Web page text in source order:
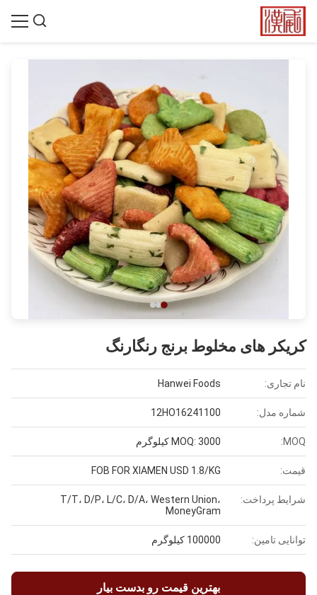
کریکر های مخلوط برنج رنگارنگ
نام تجاری: Hanwei Foods
شماره مدل: 12HO16241100
MOQ: MOQ: 3000 کیلوگرم
قیمت: FOB FOR XIAMEN USD 1.8/KG
شرایط پرداخت:
T/T، D/P، L/C، D/A، Western Union،
MoneyGram
توانایی تامین: 100000 کیلوگرم
بهترین قیمت رو بدست بیار